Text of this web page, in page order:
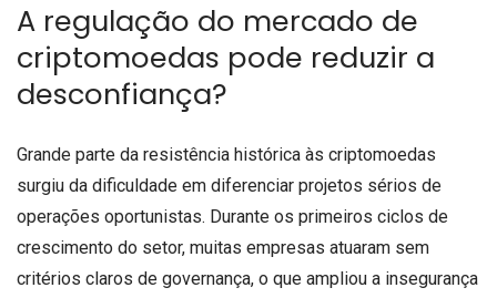
A regulação do mercado de
criptomoedas pode reduzir a
desconfiança?
Grande parte da resistência histórica às criptomoedas
surgiu da dificuldade em diferenciar projetos sérios de
operações oportunistas. Durante os primeiros ciclos de
crescimento do setor, muitas empresas atuaram sem
critérios claros de governança, o que ampliou a insegurança